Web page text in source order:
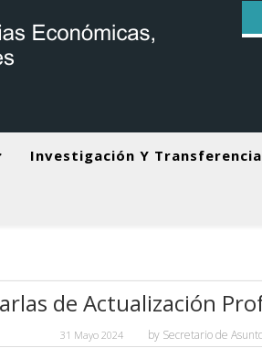
Investigación Y Transferencia
de Actualización
31 Mayo 2024 by Secretario de